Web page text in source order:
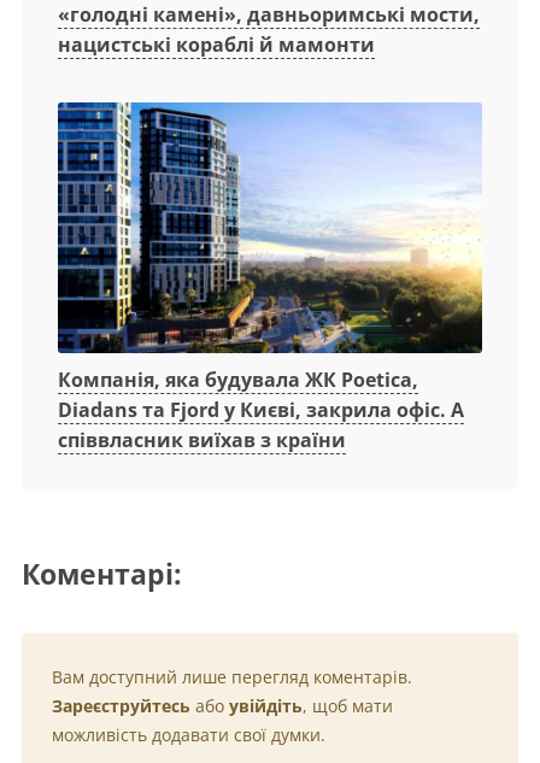
«голодні камені», давньоримські мости,
нацистські кораблі й мамонти
Компанія, яка будувала ЖК Poetica,
Diadans та Fjord у Києві, закрила офіс. А
співвласник виїхав з країни
Коментарі:
Вам доступний лише перегляд коментарів.
Зареєструйтесь або увійдіть, щоб мати
можливість додавати свої думки.